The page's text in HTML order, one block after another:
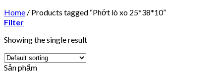
Home / Products tagged “Phớt lò xo 25*38*10”
Filter
Showing the single result
Sản phẩm